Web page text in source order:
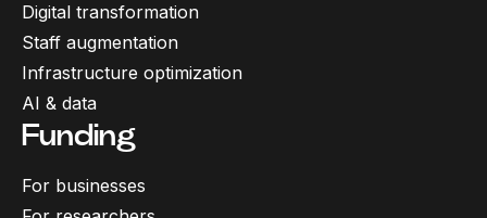
Digital transformation
Staff augmentation
Infrastructure optimization
AI & data
Funding
For businesses